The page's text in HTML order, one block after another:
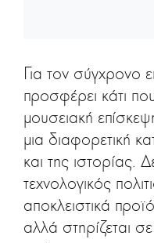
Για τον σύγχρονο
προσφέρει κάτι
μουσειακή
μια διαφορετική
και της ιστορίας.
τεχνολογικός
αποκλειστικά
αλλά στηρίζεται